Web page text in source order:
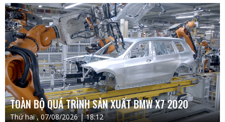
TOÀN BỘ QUÁ TRÌNH SẢN XUẤT BMW X7 2020
Thứ hai , 07/08/2026 | 18:12